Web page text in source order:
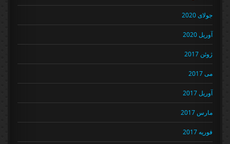
جولای 2020
آوریل 2020
ژوئن 2017
می 2017
آوریل 2017
مارس 2017
فوریه 2017